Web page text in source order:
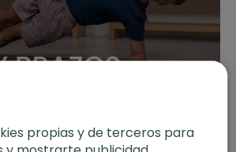
con Agus Burton
propias y de terceros para